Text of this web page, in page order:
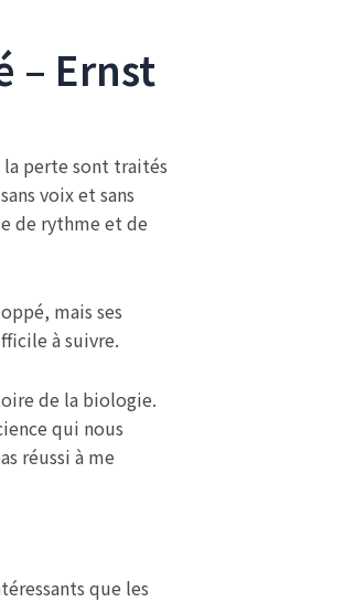
– Ernst
la perte sont traités
voix et sans
de rythme et de
mais ses
à suivre.
de la biologie.
qui nous
réussi à me
que les